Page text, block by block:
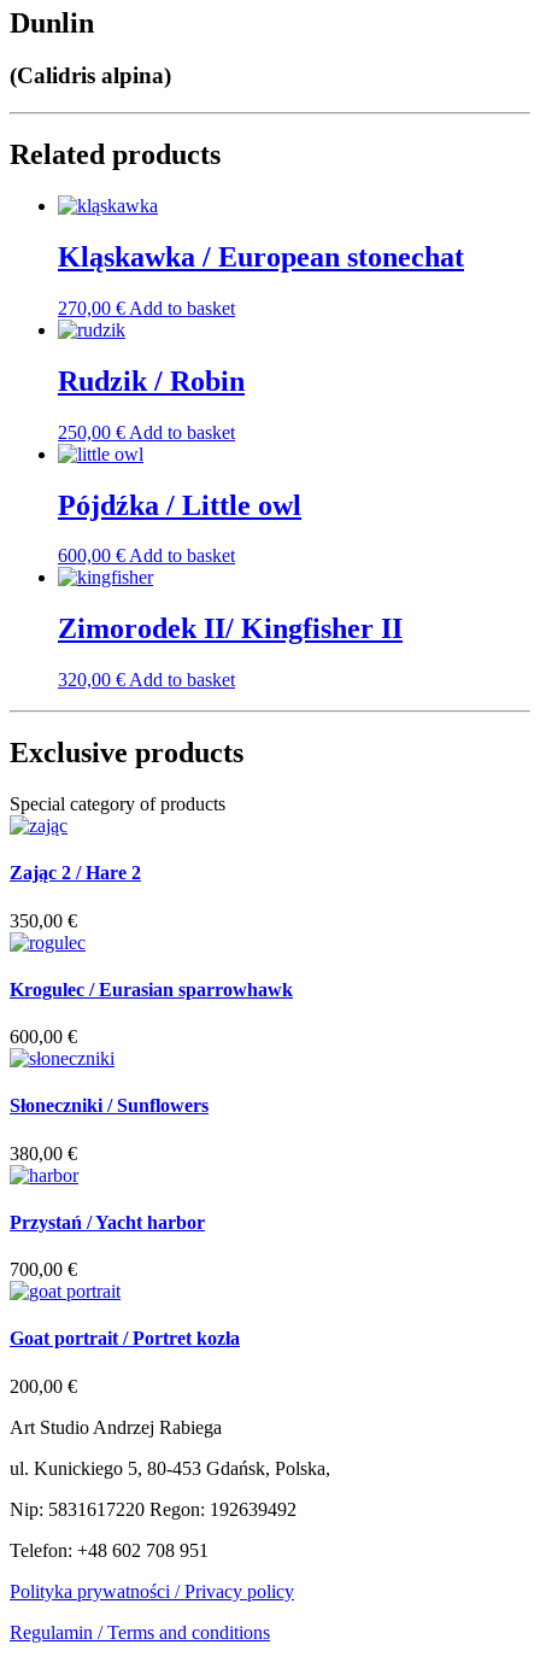
Dunlin
(Calidris alpina)
Related products
Kląskawka / European stonechat
270,00 € Add to basket
Rudzik / Robin
250,00 € Add to basket
Pójdźka / Little owl
600,00 €Add to basket
Zimorodek II/ Kingfisher II
320,00 € Add to basket
Exclusive products
Special category of products
Zając 2 / Hare 2
350,00 €
Krogulec / Eurasian sparrowhawk
600,00 €
Słoneczniki / Sunflowers
380,00 €
Przystań / Yacht harbor
700,00 €
Goat portrait / Portret kozła
200,00 €
Art Studio Andrzej Rabiega
ul. Kunickiego 5, 80-453 Gdańsk, Polska,
Nip: 5831617220 Regon: 192639492
Telefon: +48 602 708 951
Polityka prywatności / Privacy policy
Regulamin / Terms and conditions